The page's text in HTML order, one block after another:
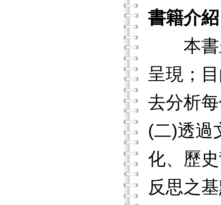
書籍介紹
本書呈
呈現；
去分析
(二)透過
化、歷
反思之